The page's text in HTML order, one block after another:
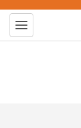
パワポン